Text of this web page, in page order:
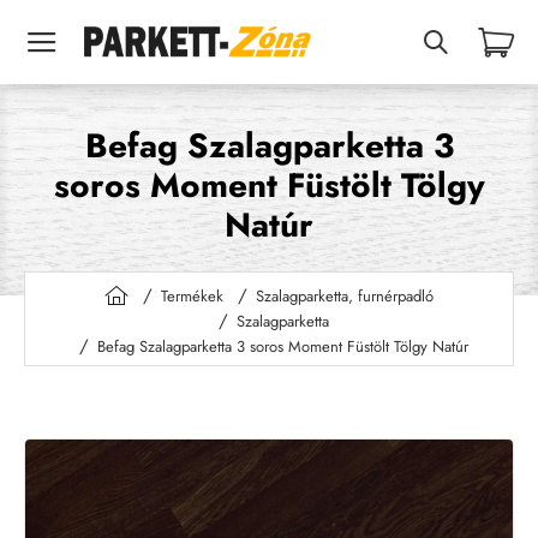
Befag Szalagparketta 3
soros Moment Füstölt Tölgy
Natúr
h
o
m
Termékek
Szalagparketta, furnérpadló
Szalagparketta
Befag Szalagparketta 3 soros Moment Füstölt Tölgy Natúr